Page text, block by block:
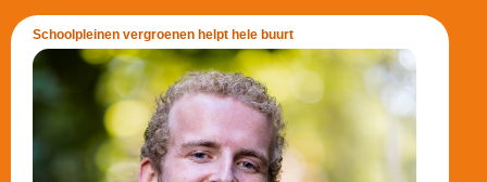
Schoolpleinen vergroenen helpt hele buurt